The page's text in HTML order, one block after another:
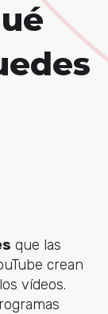
que las
crean
vídeos.